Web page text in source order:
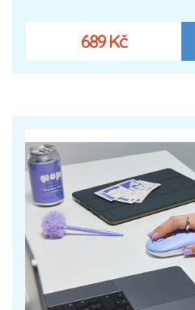
689 Kč